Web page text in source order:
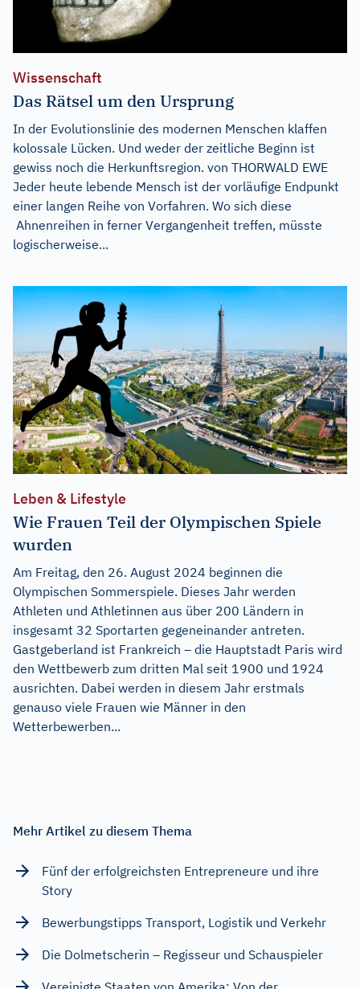
Wissenschaft
Das Rätsel um den Ursprung
In der Evolutionslinie des modernen Menschen klaffen
kolossale Lücken. Und weder der zeitliche Beginn ist
gewiss noch die Herkunftsregion. von THORWALD EWE
Jeder heute lebende Mensch ist der vorläufige Endpunkt
einer langen Reihe von Vorfahren. Wo sich diese
Ahnenreihen in ferner Vergangenheit treffen, müsste
logischerweise...
Leben & Lifestyle
Wie Frauen Teil der Olympischen Spiele
wurden
Am Freitag, den 26. August 2024 beginnen die
Olympischen Sommerspiele. Dieses Jahr werden
Athleten und Athletinnen aus über 200 Ländern in
insgesamt 32 Sportarten gegeneinander antreten.
Gastgeberland ist Frankreich – die Hauptstadt Paris wird
den Wettbewerb zum dritten Mal seit 1900 und 1924
ausrichten. Dabei werden in diesem Jahr erstmals
genauso viele Frauen wie Männer in den
Wetterbewerben...
Mehr Artikel zu diesem Thema
Fünf der erfolgreichsten Entrepreneure und ihre
Story
Bewerbungstipps Transport, Logistik und Verkehr
Die Dolmetscherin – Regisseur und Schauspieler